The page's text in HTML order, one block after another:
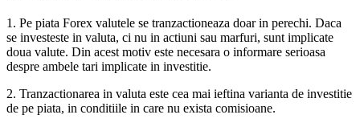
1. Pe piata Forex valutele se tranzactioneaza doar in perechi. Daca
se investeste in valuta, ci nu in actiuni sau marfuri, sunt implicate
doua valute. Din acest motiv este necesara o informare serioasa
despre ambele tari implicate in investitie.
2. Tranzactionarea in valuta este cea mai ieftina varianta de investitie
de pe piata, in conditiile in care nu exista comisioane.